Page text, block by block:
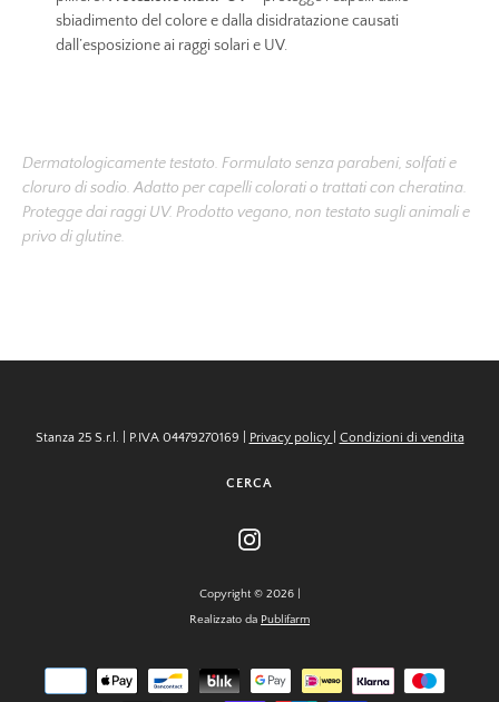
sbiadimento del colore e dalla disidratazione causati
dall’esposizione ai raggi solari e UV.
Dermatologicamente testato. Formulato senza parabeni, solfati e
cloruro di sodio. Adatto per capelli colorati o trattati con cheratina.
Protegge dai raggi UV. Prodotto vegano, non testato sugli animali e
privo di glutine.
Stanza 25 S.r.l. | P.IVA 04479270169 | Privacy policy Condizioni di vendita
CERCA
Copyright © 2026 |
Realizzato da Publifarm
Modalità